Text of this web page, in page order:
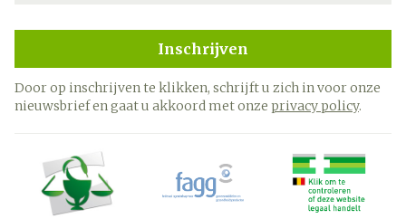
Inschrijven
Door op inschrijven te klikken, schrijft u zich in voor onze
nieuwsbrief en gaat u akkoord met onze privacy policy.